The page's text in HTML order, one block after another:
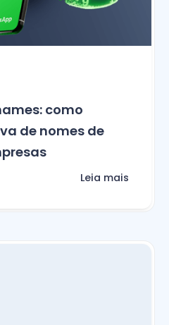
como
de nomes de
Leia mais